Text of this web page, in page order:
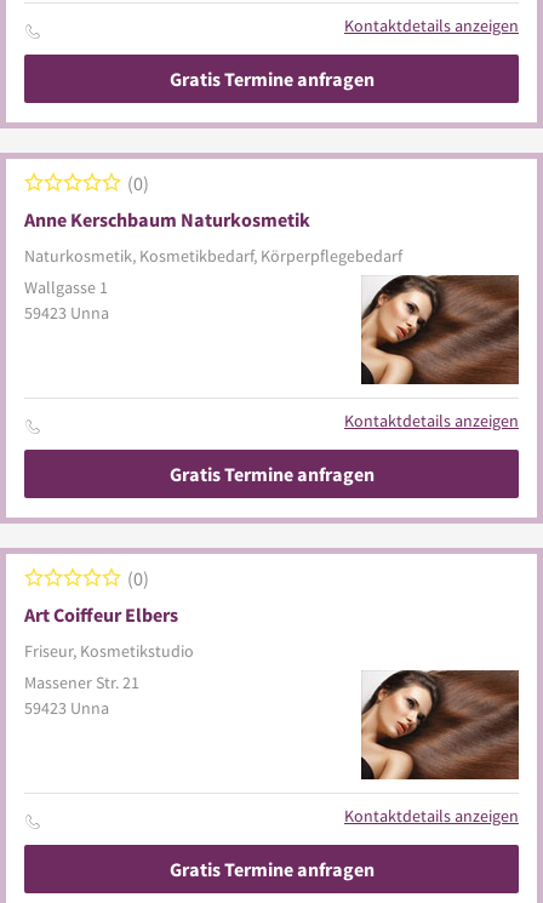
Kontaktdetails anzeigen
Gratis Termine anfragen
Anne Kerschbaum Naturkosmetik
Naturkosmetik, Kosmetikbedarf, Körperpflegebedarf
0
Wallgasse 1
59423 Unna
Kontaktdetails anzeigen
Gratis Termine anfragen
Art Coiffeur Elbers
Friseur, Kosmetikstudio
0
Massener Str. 21
59423 Unna
Kontaktdetails anzeigen
Gratis Termine anfragen